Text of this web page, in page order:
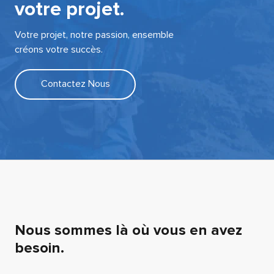
votre projet.
Votre projet, notre passion, ensemble
créons votre succès.
Contactez Nous
Nous sommes là où vous en avez
besoin.